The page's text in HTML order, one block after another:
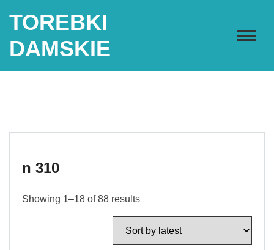
TOREBKI
DAMSKIE
n 310
Showing 1–18 of 88 results